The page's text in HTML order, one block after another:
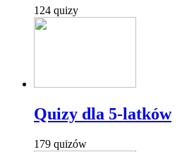
124 quizy
Quizy dla 5-latków
179 quizów